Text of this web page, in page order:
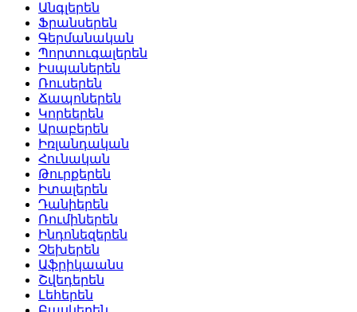
Անգլերեն
Ֆրանսերեն
Գերմանական
Պորտուգալերեն
Իսպաներեն
Ռուսերեն
Ճապոներեն
Կորեերեն
Արաբերեն
Իռլանդական
Հունական
Թուրքերեն
Իտալերեն
Դանիերեն
Ռումիներեն
Ինդոնեզերեն
Չեխերեն
Աֆրիկաանս
Շվեդերեն
Լեհերեն